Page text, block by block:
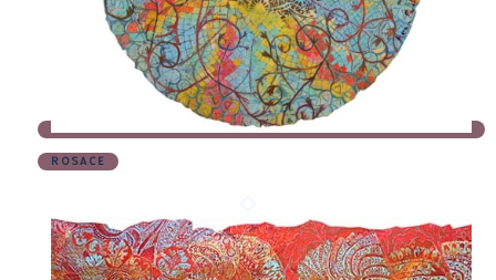
ROSACE